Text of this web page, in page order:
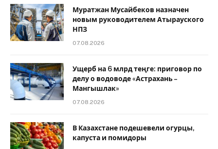
Муратжан Мусайбеков назначен
новым руководителем Атырауского
НПЗ
07.08.2026
Ущерб на 6 млрд теңге: приговор по
делу о водоводе «Астрахань –
Мангышлак»
07.08.2026
В Казахстане подешевели огурцы,
капуста и помидоры